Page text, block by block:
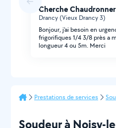
Cherche
Drancy (Vieux Drancy 3)
Bonjour, j'ai besoin en
frigorifiques 1/4 3/8 près a
longueur 4 ou 5m. Merci
Prestations de services
Soudeur à Noisy-